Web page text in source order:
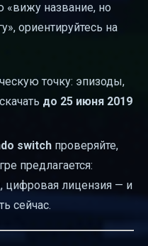
«вижу название, но
ориентируйтесь на
точку: эпизоды,
до 25 июня 2019
switch проверяйте,
предлагается:
цифровая лицензия — и
сейчас.